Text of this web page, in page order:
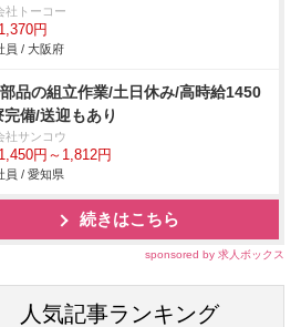
社トーコー
円
員 / 大阪府
品の組立作業/土日休み/高時給1450
完備/送迎もあり
社サンコウ
円～1,812円
員 / 愛知県
続きはこちら
sponsored by 求人ボックス
人気記事ランキング